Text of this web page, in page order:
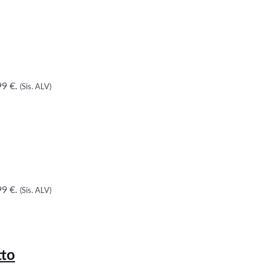
€. (Sis. ALV)
€. (Sis. ALV)